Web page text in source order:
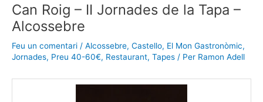
Can Roig – II Jornades de la Tapa –
Alcossebre
Feu un comentari / Alcossebre, Castello, El Mon Gastronòmic,
Jornades, Preu 40-60€, Restaurant, Tapes / Per Ramon Adell